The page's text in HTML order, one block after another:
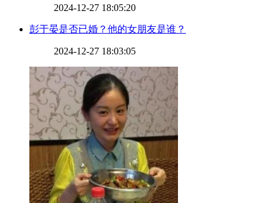
2024-12-27 18:05:20
​彭于晏是否已婚？他的女朋友是谁？
2024-12-27 18:03:05